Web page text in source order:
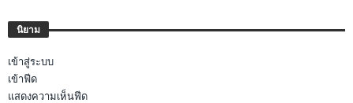
นิยาม
เข้าสู่ระบบ
เข้าฟีด
แสดงความเห็นฟีด